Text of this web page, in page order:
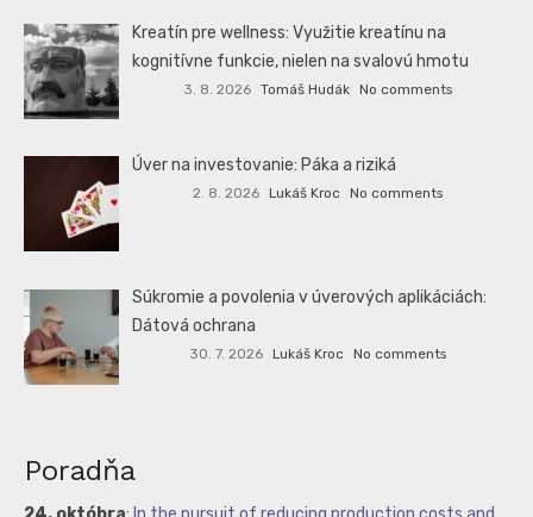
Kreatín pre wellness: Využitie kreatínu na
kognitívne funkcie, nielen na svalovú hmotu
3. 8. 2026 Tomáš Hudák No comments
Úver na investovanie: Páka a riziká
2. 8. 2026 Lukáš Kroc No comments
Súkromie a povolenia v úverových aplikáciách:
Dátová ochrana
30. 7. 2026 Lukáš Kroc No comments
Poradňa